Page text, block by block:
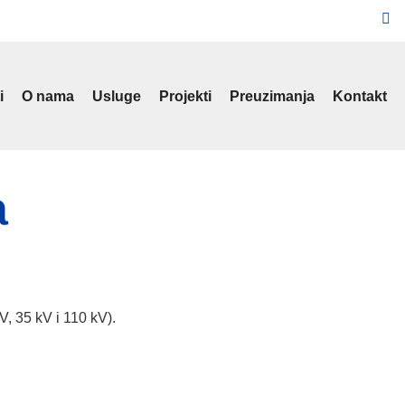
O nama Usluge Projekti Preuzimanja Kontakt
35 kV i 110 kV).